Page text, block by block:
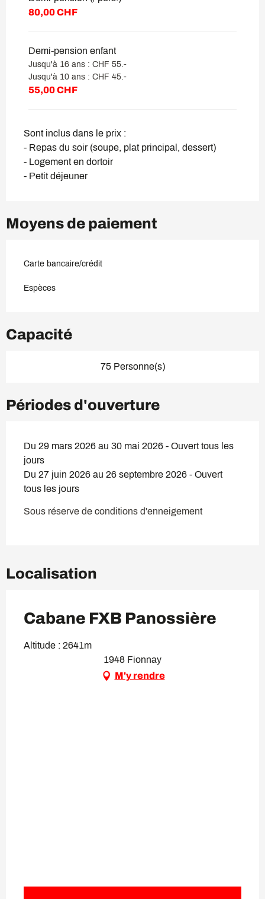
80,00 CHF
Demi-pension enfant
Jusqu'à 16 ans : CHF 55.-
Jusqu'à 10 ans : CHF 45.-
55,00 CHF
Sont inclus dans le prix :
- Repas du soir (soupe, plat principal, dessert)
- Logement en dortoir
- Petit déjeuner
Moyens de paiement
Carte bancaire/crédit
Espèces
Capacité
75 Personne(s)
Périodes d'ouverture
Du 29 mars 2026 au 30 mai 2026 - Ouvert tous les
jours
Du 27 juin 2026 au 26 septembre 2026 - Ouvert
tous les jours
Sous réserve de conditions d'enneigement
Localisation
Cabane FXB Panossière
Altitude : 2641m
1948 Fionnay
M'y rendre